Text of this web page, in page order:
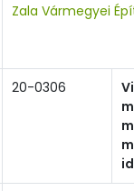
Zala Vármegyei
20-0306